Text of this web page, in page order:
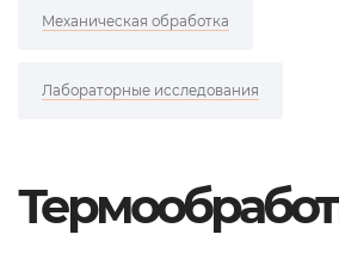
Механическая обработка
Лабораторные исследования